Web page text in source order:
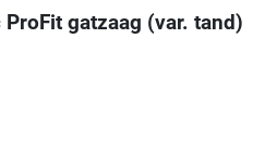
gatzaag (var. tand)